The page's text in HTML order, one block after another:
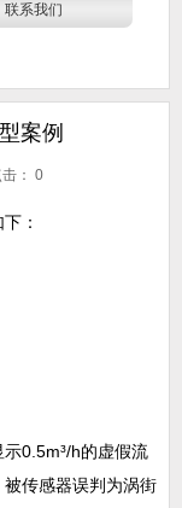
联系我们
案例
： 0
：
0.5m³/h的虚假流
传感器误判为涡街